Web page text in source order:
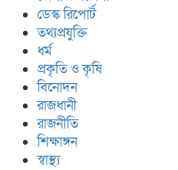
ডেস্ক রিপোর্ট
তথ্যপ্রযুক্তি
ধর্ম
প্রকৃতি ও কৃষি
বিনোদন
রাজধানী
রাজনীতি
শিক্ষাঙ্গন
স্বাস্থ্য